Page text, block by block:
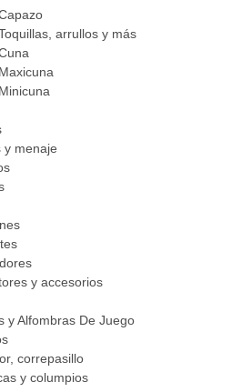
arrullos y más
Maxicuna
Minicuna
y menaje
y accesorios
y Alfombras De Juego
correpasillo
y columpios